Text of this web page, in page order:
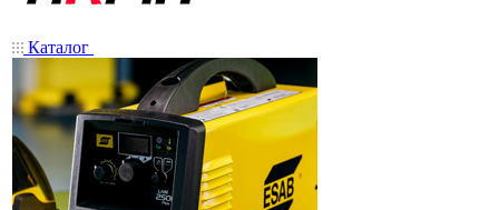
Каталог